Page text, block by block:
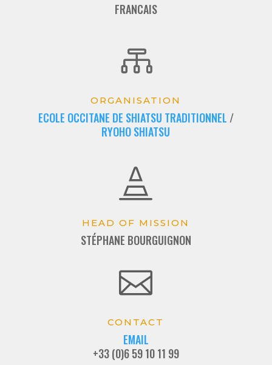
FRANCAIS

ORGANISATION
ECOLE OCCITANE DE SHIATSU TRADITIONNEL /
RYOHO SHIATSU

HEAD OF MISSION
STÉPHANE BOURGUIGNON

CONTACT
EMAIL
+33 (0)6 59 10 11 99